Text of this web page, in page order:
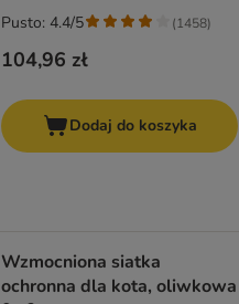
104,96 zł
Pusto: 4.4/5 (1458)
Dodaj do koszyka
Wzmocniona siatka
ochronna dla kota, oliwkowa